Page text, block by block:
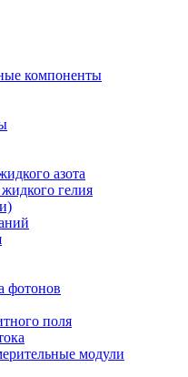
компоненты
азота
гелия
фотонов
поля
модули